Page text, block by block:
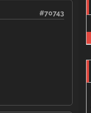
#70743